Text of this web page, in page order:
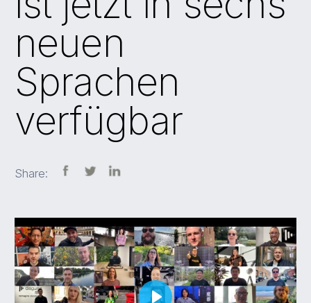
neuen
Sprachen
verfügbar
Share: